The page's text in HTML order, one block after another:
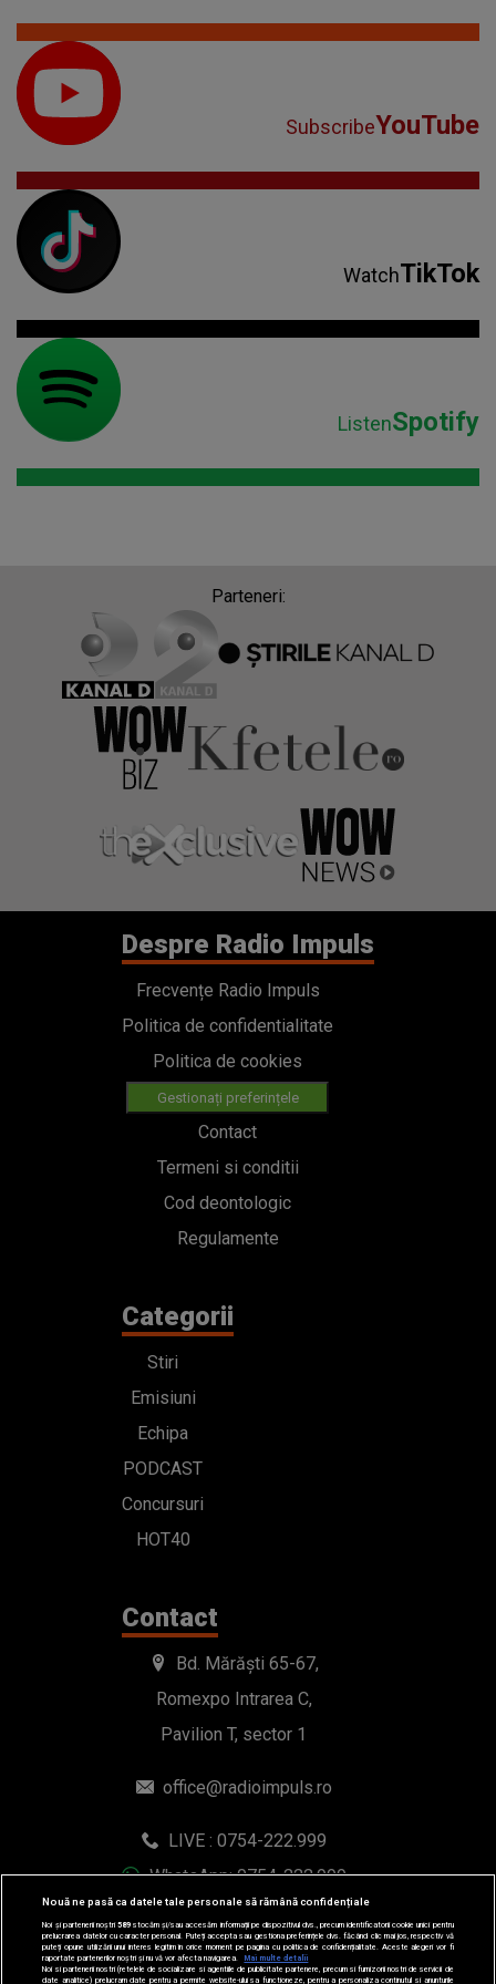
SubscribeYouTube
WatchTikTok
ListenSpotify
Parteneri:
Despre Radio Impuls
Frecvențe Radio Impuls
Politica de confidentialitate
Politica de cookies
Gestionați preferințele
Contact
Termeni si conditii
Cod deontologic
Regulamente
Categorii
Stiri
Emisiuni
Echipa
PODCAST
Concursuri
HOT40
Contact
Bd. Mărăști 65-67,
Romexpo Intrarea C,
Pavilion T, sector 1
office@radioimpuls.ro
LIVE : 0754-222.999
WhatsApp: 0754-222.999
Nouă ne pasă ca datele tale personale să rămână confidențiale
Noi și partenerii noștri589stocăm și/sau accesăm informații pe dispozitivul dvs., precum identificatorii cookie unici pentru
prelucrarea datelor cu caracter personal. Puteți accepta sau gestiona preferințele dvs. făcând clic mai jos, respectiv vă
puteți opune utilizării unui interes legitim în orice moment pe pagina cu politica de confidențialitate. Aceste alegeri vor fi
raportate partenerilor noștri și nu vă vor afecta navigarea.
Mai multe detalii
Noi si partenerii nostri (retelele de socializare si agentiile de publicitate partenere, precum si furnizorii nostri de servicii de
date analitice) prelucram date pentru a permite website-ului sa functioneze, pentru a personaliza continutul si anunturile